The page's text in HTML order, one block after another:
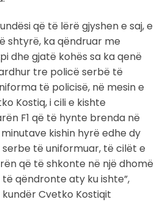
që të lërë gjyshen e saj, e
shtyrë, ka qëndruar me
dhe gjatë kohës sa ka qenë
tre policë serbë të
të policisë, në mesin e
Kostiq, i cili e kishte
F1 që të hynte brenda në
kishin hyrë edhe dy
të uniformuar, të cilët e
që të shkonte në një dhomë
qëndronte aty ku ishte”,
Cvetko Kostiqit